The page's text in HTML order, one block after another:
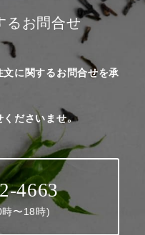
るお問合せ
文に関するお問合せを承
くださいませ。
4663
〜18時)